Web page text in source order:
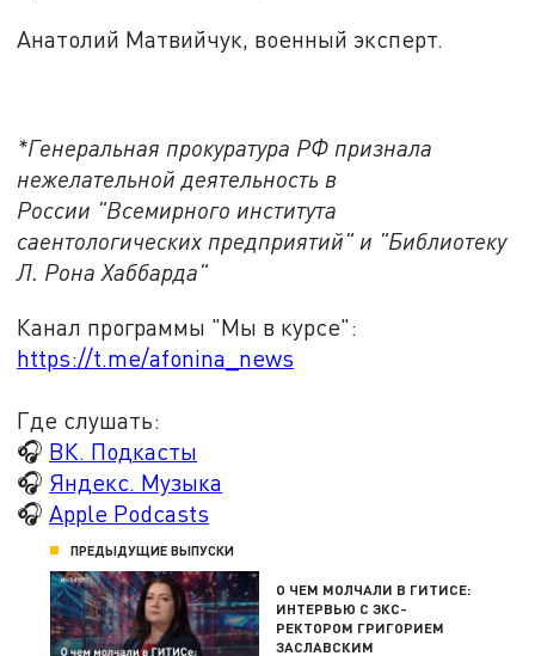
Анатолий Матвийчук, военный эксперт.
*Генеральная прокуратура РФ признала
нежелательной деятельность в
России "Всемирного института
саентологических предприятий" и "Библиотеку
Л. Рона Хаббарда"
Канал программы "Мы в курсе":
https://t.me/afonina_news
Где слушать:
🎧 ВК. Подкасты
🎧 Яндекс. Музыка
🎧Apple Podcasts
ПРЕДЫДУЩИЕ ВЫПУСКИ
О ЧЕМ МОЛЧАЛИ В ГИТИСЕ:
ИНТЕРВЬЮ С ЭКС-
РЕКТОРОМ ГРИГОРИЕМ
ЗАСЛАВСКИМ